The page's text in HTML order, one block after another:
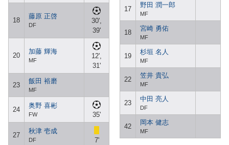
18
藤原 正啓
DF
30',
39'
20
加藤 輝海
MF
12',
31'
23
飯田 裕磨
MF
24
奥野 喜彬
FW 35'
27
秋津 壱成
DF 7'
17
野田 潤一郎
MF
18
宮崎 勇佑
MF
19
杉垣 名人
MF
22
笠井 貴弘
MF
23
中田 亮人
DF
42
岡本 健志
MF